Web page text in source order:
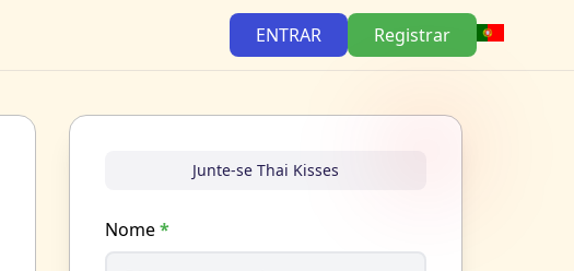
ENTRAR Registrar
Junte-se Thai Kisses
Nome*